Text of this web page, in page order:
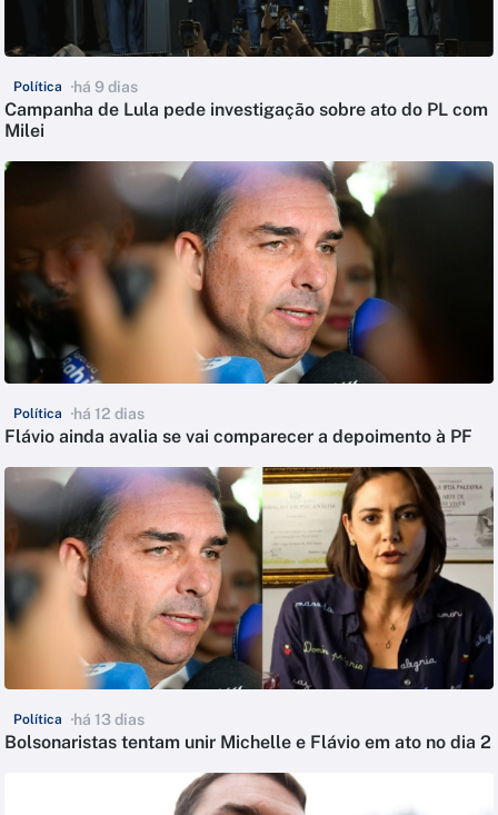
Política há 9 dias
Campanha de Lula pede investigação sobre ato do PL com
Milei
Política há 12 dias
Flávio ainda avalia se vai comparecer a depoimento à PF
Política há 13 dias
Bolsonaristas tentam unir Michelle e Flávio em ato no dia 2